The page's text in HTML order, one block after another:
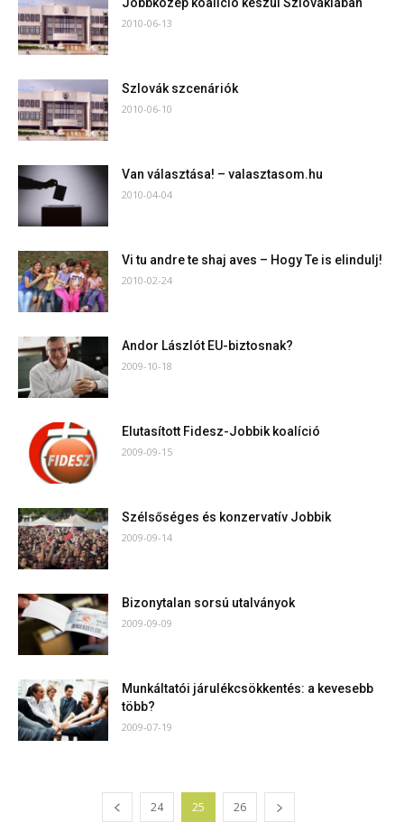
2010-06-13
Szlovák szcenáriók
2010-06-10
Van választása! – valasztasom.hu
2010-04-04
Vi tu andre te shaj aves – Hogy Te is elindulj!
2010-02-24
Andor Lászlót EU-biztosnak?
2009-10-18
Elutasított Fidesz-Jobbik koalíció
2009-09-15
Szélsőséges és konzervatív Jobbik
2009-09-14
Bizonytalan sorsú utalványok
2009-09-09
Munkáltatói járulékcsökkentés: a kevesebb
több?
2009-07-19
24 25 26